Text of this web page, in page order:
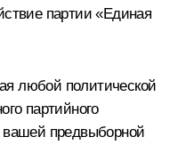
партии «Единая
любой политической
партийного
вашей предвыборной